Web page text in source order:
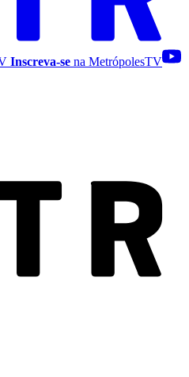
Inscreva-se na MetrópolesTV